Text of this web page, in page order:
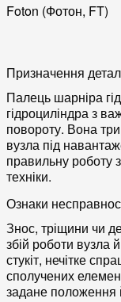
Foton (Фотон, FT)
Призначення
Палець шарніра
гідроциліндра з
повороту. Вона
вузла під
правильну роботу
техніки.
Ознаки
Знос, тріщини чи
збій роботи вузла
стукіт, нечітке
сполучених
задане положення